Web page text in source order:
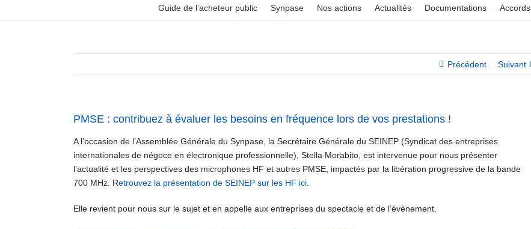
Guide de l’acheteur public Synpase Nos actions Actualités Documentations Accords
Précédent Suivant
PMSE : contribuez à évaluer les besoins en fréquence lors de vos prestations !
A l’occasion de l’Assemblée Générale du Synpase, la Secrétaire Générale du SEINEP (Syndicat des entreprises
internationales de négoce en électronique professionnelle), Stella Morabito, est intervenue pour nous présenter
l’actualité et les perspectives des microphones HF et autres PMSE, impactés par la libération progressive de la bande
700 MHz. Retrouvez la présentation de SEINEP sur les HF ici
Elle revient pour nous sur le sujet et en appelle aux entreprises du spectacle et de l’évènement.